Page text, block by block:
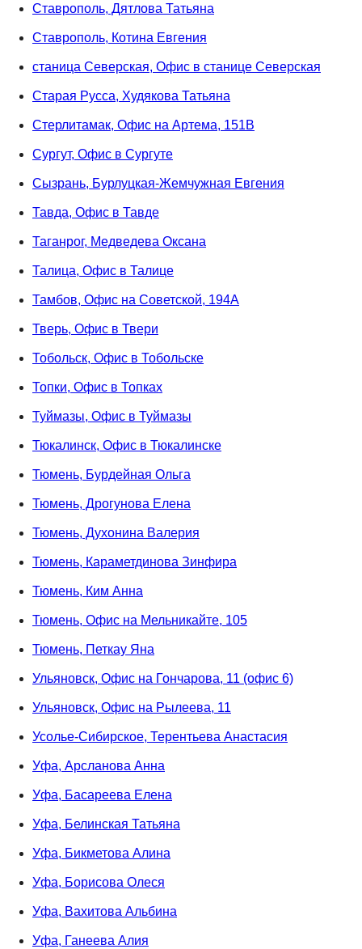
Ставрополь, Дятлова Татьяна
Ставрополь, Котина Евгения
станица Северская, Офис в станице Северская
Старая Русса, Худякова Татьяна
Стерлитамак, Офис на Артема, 151В
Сургут, Офис в Сургуте
Сызрань, Бурлуцкая-Жемчужная Евгения
Тавда, Офис в Тавде
Таганрог, Медведева Оксана
Талица, Офис в Талице
Тамбов, Офис на Советской, 194А
Тверь, Офис в Твери
Тобольск, Офис в Тобольске
Топки, Офис в Топках
Туймазы, Офис в Туймазы
Тюкалинск, Офис в Тюкалинске
Тюмень, Бурдейная Ольга
Тюмень, Дрогунова Елена
Тюмень, Духонина Валерия
Тюмень, Караметдинова Зинфира
Тюмень, Ким Анна
Тюмень, Офис на Мельникайте, 105
Тюмень, Петкау Яна
Ульяновск, Офис на Гончарова, 11 (офис 6)
Ульяновск, Офис на Рылеева, 11
Усолье-Сибирское, Терентьева Анастасия
Уфа, Арсланова Анна
Уфа, Басареева Елена
Уфа, Белинская Татьяна
Уфа, Бикметова Алина
Уфа, Борисова Олеся
Уфа, Вахитова Альбина
Уфа, Ганеева Алия